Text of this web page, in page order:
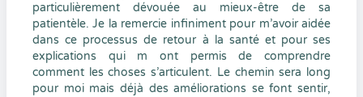
particulièrement dévouée au mieux-être de sa
patientèle. Je la remercie infiniment pour m’avoir aidée
dans ce processus de retour à la santé et pour ses
explications qui m ont permis de comprendre
comment les choses s’articulent. Le chemin sera long
pour moi mais déjà des améliorations se font sentir,